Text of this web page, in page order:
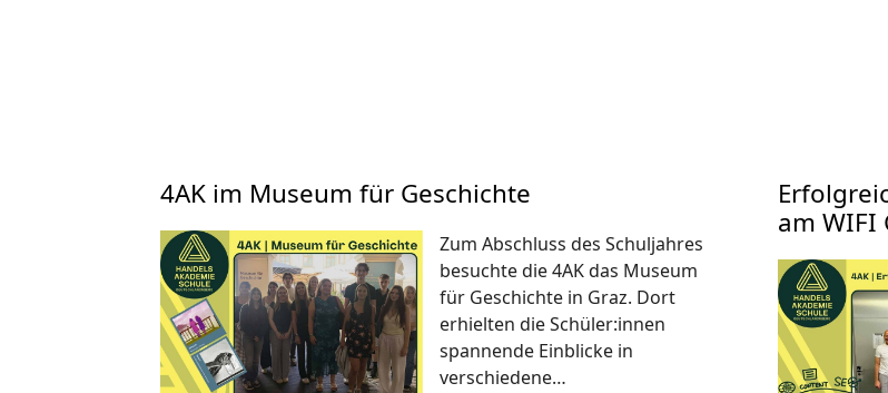
4AK im Museum für Geschichte
Zum Abschluss des Schuljahres
besuchte die 4AK das Museum
für Geschichte in Graz. Dort
erhielten die Schüler:innen
spannende Einblicke in
verschiedene…
am WIFI